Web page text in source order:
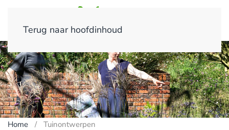
Terug naar hoofdinhoud
Home Tuinontwerpen